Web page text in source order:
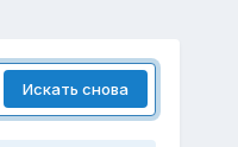
Искать снова